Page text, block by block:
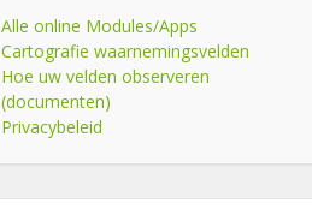
Alle online Modules/Apps
Cartografie waarnemingsvelden
Hoe uw velden observeren
(documenten)
Privacybeleid